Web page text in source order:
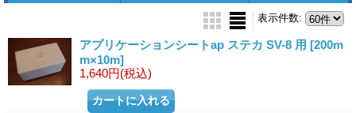
表示件数:
アプリケーションシートap ステカ SV-8 用 [200m
m×10m]
1,640円(税込)